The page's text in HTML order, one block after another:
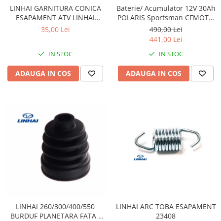
Baterii ATV
Bloc lumini
Bobina inductie
Butoane
CALCULATOR SERVO
Contacte
ELECTROMOTOR
Termostate
Protectii
Armura Moto
Gat
Genunchiere
Slidere
LINHAI GARNITURA CONICA
ESAPAMENT ATV LINHAI
260/300/400 23411 / 25222
35,00 Lei
IN STOC
ADAUGA IN COS
Baterie/ Acumulator 12V 30Ah
POLARIS Sportsman CFMOTO
400 / 450 AU / 550 / 625 / 820 /
850 / 1000 fara intretinere
490,00 Lei
441,00 Lei
IN STOC
ADAUGA IN COS
LINHAI 260/300/400/550
BURDUF PLANETARA FATA /
LINHAI ARC TOBA ESAPAMENT
23408